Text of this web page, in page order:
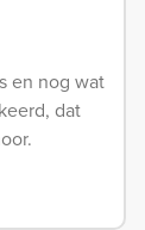
en nog wat
dat